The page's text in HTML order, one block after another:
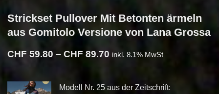
Strickset Pullover Mit Betonten ärmeln
aus Gomitolo Versione von Lana Grossa
CHF 59.80 – CHF 89.70 Preisspanne:
bis
inkl. 8.1% MwSt
Modell Nr. 25 aus der Zeitschrift: